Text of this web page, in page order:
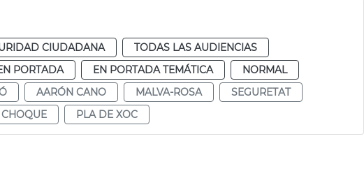
CIUDADANA
TODAS LAS AUDIENCIAS
PORTADA EN PORTADA TEMÁTICA
NORMAL
AARÓN CANO MALVA-ROSA
SEGURETAT
PLA DE XOC